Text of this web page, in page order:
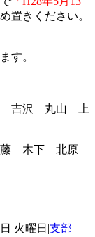
置きください。
す。
吉沢 丸山 上
下 北原
火曜日 |支部|